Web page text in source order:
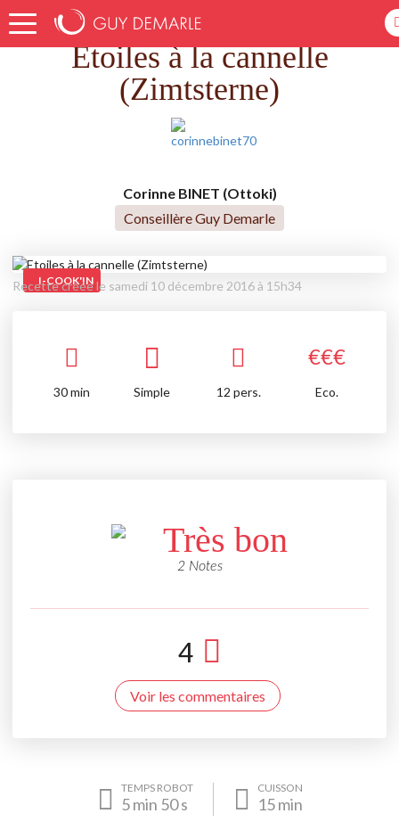
Accueil Recettes Etoiles à la cannelle (Zimtsterne)
Etoiles à la cannelle
(Zimtsterne)
Corinne BINET (Ottoki)
Conseillère Guy Demarle
I-COOK'IN
Recette créée le samedi 10 décembre 2016 à 15h34
€€€
30min Simple 12 pers. Eco.
Très bon
2 Notes
4
Voir les commentaires
TEMPS ROBOT
5min 50s
CUISSON
15min